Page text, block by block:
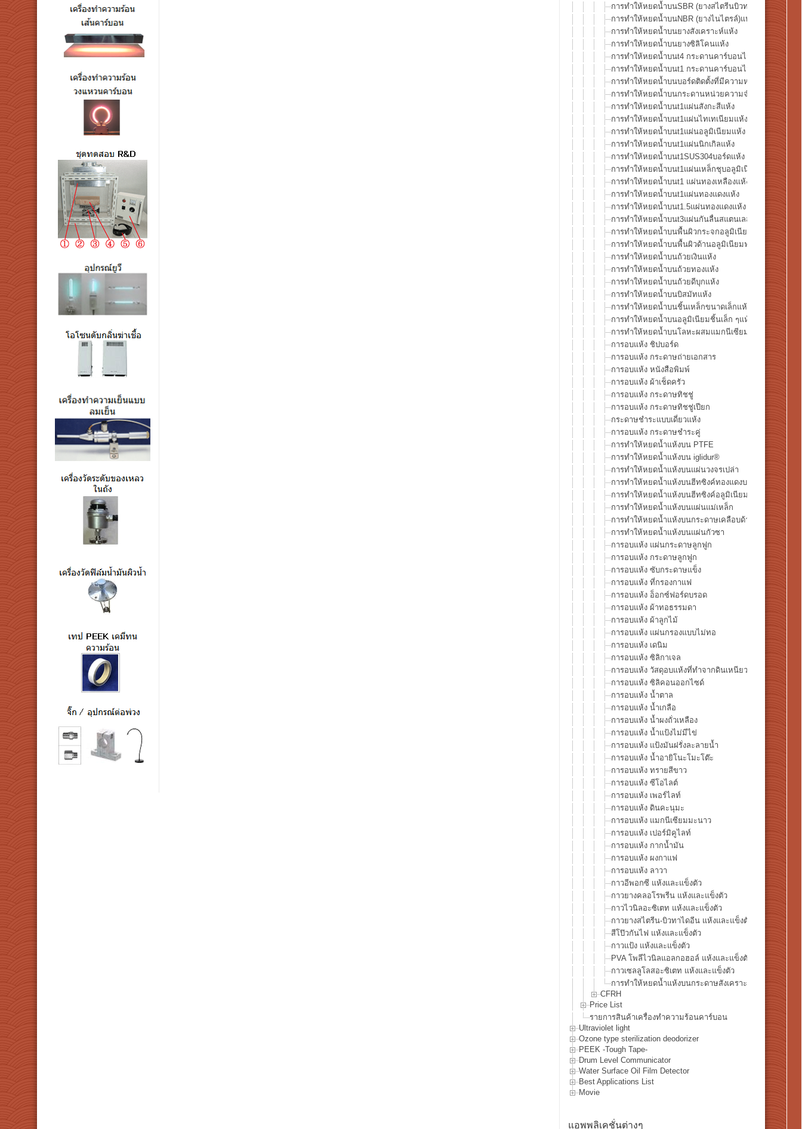
การทำให้หยดน้ำบนSBR (ยางสไตรีนบิวทาไดอีน)แห้ง
การทำให้หยดน้ำบนNBR (ยางไนไตรล์)แห้ง
การทำให้หยดน้ำบนยางสังเคราะห์แห้ง
การทำให้หยดน้ำบนยางซิลิโคนแห้ง
การทำให้หยดน้ำบนt4 กระดานคาร์บอนไฟเบอร์
การทำให้หยดน้ำบนt1 กระดานคาร์บอนไฟเบอร์
การทำให้หยดน้ำบนบอร์ดติดตั้งที่มีความหนาแน่นสูงแห้ง
การทำให้หยดน้ำบนกระดานหน่วยความจำแห้ง
การทำให้หยดน้ำบนt1แผ่นสังกะสีแห้ง
การทำให้หยดน้ำบนt1แผ่นไทเทเนียมแห้ง
การทำให้หยดน้ำบนt1แผ่นอลูมิเนียมแห้ง
การทำให้หยดน้ำบนt1แผ่นนิกเกิลแห้ง
การทำให้หยดน้ำบนt1SUS304บอร์ดแห้ง
การทำให้หยดน้ำบนt1แผ่นเหล็กชุบอลูมิเนียมแห้ง
การทำให้หยดน้ำบนt1 แผ่นทองเหลืองแห้ง
การทำให้หยดน้ำบนt1แผ่นทองแดงแห้ง
การทำให้หยดน้ำบนt1.5แผ่นทองแดงแห้ง
การทำให้หยดน้ำบนt3แผ่นกันลื่นสแตนเลสแห้ง
การทำให้หยดน้ำบนพื้นผิวกระจกอลูมิเนียมฟอยล์แห้ง
การทำให้หยดน้ำบนพื้นผิวด้านอลูมิเนียมฟอยล์แห้ง
การทำให้หยดน้ำบนถ้วยเงินแห้ง
การทำให้หยดน้ำบนถ้วยทองแห้ง
การทำให้หยดน้ำบนถ้วยดีบุกแห้ง
การทำให้หยดน้ำบนบิสมัทแห้ง
การทำให้หยดน้ำบนชิ้นเหล็กขนาดเล็กแห้ง
การทำให้หยดน้ำบนอลูมิเนียมชิ้นเล็ก ๆแห้ง
การทำให้หยดน้ำบนโลหะผสมแมกนีเซียม AZ31แห้ง
การอบแห้ง ชิปบอร์ด
การอบแห้ง กระดาษถ่ายเอกสาร
การอบแห้ง หนังสือพิมพ์
การอบแห้ง ผ้าเช็ดครัว
การอบแห้ง กระดาษทิชชู่
การอบแห้ง กระดาษทิชชู่เปียก
กระดาษชำระแบบเดี่ยวแห้ง
การอบแห้ง กระดาษชำระคู่
การทำให้หยดน้ำแห้งบน PTFE
การทำให้หยดน้ำแห้งบน iglidur®
การทำให้หยดน้ำแห้งบนแผ่นวงจรเปล่า
การทำให้หยดน้ำแห้งบนฮีทซิงค์ทองแดงบริสุทธิ์
การทำให้หยดน้ำแห้งบนฮีทซิงค์อลูมิเนียมดำ
การทำให้หยดน้ำแห้งบนแผ่นแม่เหล็ก
การทำให้หยดน้ำแห้งบนกระดาษเคลือบด้าน
การทำให้หยดน้ำแห้งบนแผ่นกัวซา
การอบแห้ง แผ่นกระดาษลูกฟูก
การอบแห้ง กระดาษลูกฟูก
การอบแห้ง ซับกระดาษแข็ง
การอบแห้ง ที่กรองกาแฟ
การอบแห้ง อ็อกซ์ฟอร์ดบรอด
การอบแห้ง ผ้าทอธรรมดา
การอบแห้ง ผ้าลูกไม้
การอบแห้ง แผ่นกรองแบบไม่ทอ
การอบแห้ง เดนิม
การอบแห้ง ซิลิกาเจล
การอบแห้ง วัสดุอบแห้งที่ทำจากดินเหนียว
การอบแห้ง ซิลิคอนออกไซด์
การอบแห้ง น้ำตาล
การอบแห้ง น้ำเกลือ
การอบแห้ง น้ำผงถั่วเหลือง
การอบแห้ง น้ำแป้งไม่มีไข่
การอบแห้ง แป้งมันฝรั่งละลายน้ำ
การอบแห้ง น้ำอายิโนะโมะโต๊ะ
การอบแห้ง ทรายสีขาว
การอบแห้ง ซีโอไลต์
การอบแห้ง เพอร์ไลท์
การอบแห้ง ดินคะนุมะ
การอบแห้ง แมกนีเซียมมะนาว
การอบแห้ง เปอร์มิคูไลท์
การอบแห้ง กากน้ำมัน
การอบแห้ง ผงกาแฟ
การอบแห้ง ลาวา
กาวอีพอกซี แห้งและแข็งตัว
กาวยางคลอโรพรีน แห้งและแข็งตัว
กาวไวนิลอะซิเตท แห้งและแข็งตัว
กาวยางสไตรีน-บิวทาไดอีน แห้งและแข็งตัว
สีโป๊วกันไฟ แห้งและแข็งตัว
กาวแป้ง แห้งและแข็งตัว
PVA โพลีไวนิลแอลกอฮอล์ แห้งและแข็งตัว
กาวเซลลูโลสอะซิเตท แห้งและแข็งตัว
การทำให้หยดน้ำแห้งบนกระดาษสังเคราะห์ YUPO®
CFRH
Price List
รายการสินค้าเครื่องทำความร้อนคาร์บอน
Ultraviolet light
Ozone type sterilization deodorizer
PEEK -Tough Tape-
Drum Level Communicator
Water Surface Oil Film Detector
Best Applications List
Movie
แอพพลิเคชั่นต่างๆ